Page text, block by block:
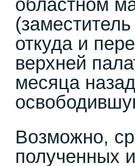
областном
откуда и
верхней
месяца
Возможно,
полученных